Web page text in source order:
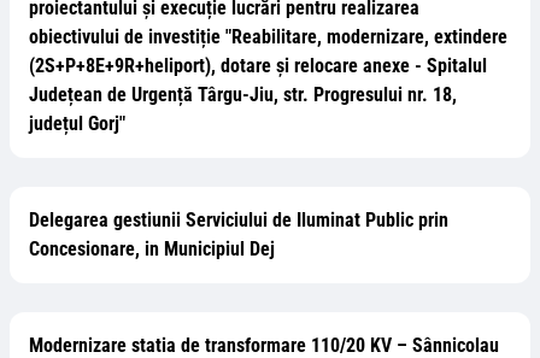
proiectantului și execuție lucrări pentru realizarea
obiectivului de investiție "Reabilitare, modernizare, extindere
(2S+P+8E+9R+heliport), dotare și relocare anexe - Spitalul
Județean de Urgență Târgu-Jiu, str. Progresului nr. 18,
județul Gorj"
Delegarea gestiunii Serviciului de Iluminat Public prin
Concesionare, in Municipiul Dej
Modernizare statia de transformare 110/20 KV – Sânnicolau